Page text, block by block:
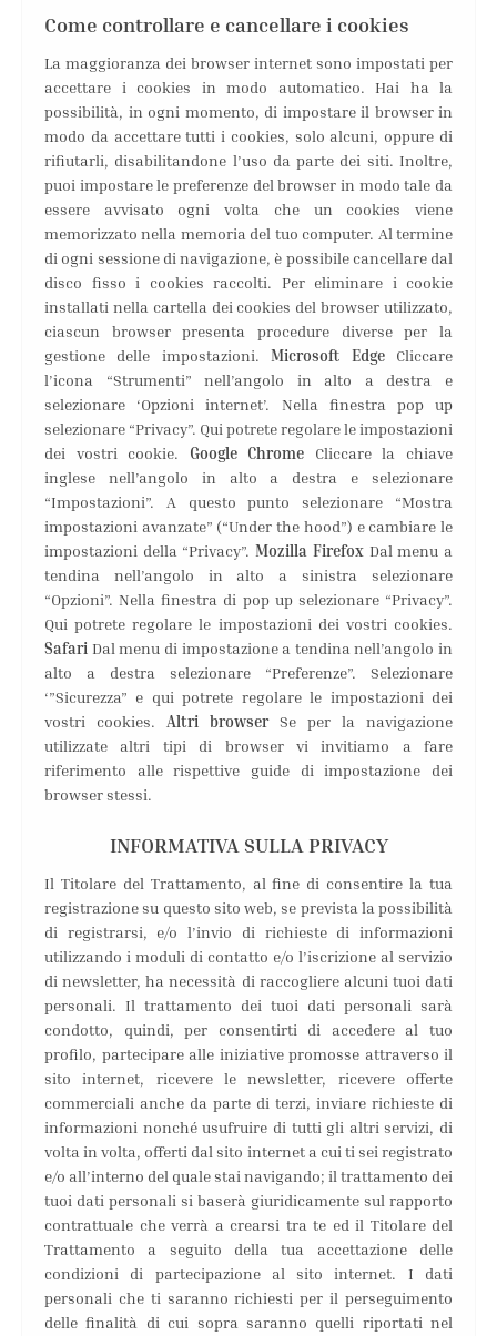
Come controllare e cancellare i cookies
La maggioranza dei browser internet sono impostati per
accettare i cookies in modo automatico. Hai ha la
possibilità, in ogni momento, di impostare il browser in
modo da accettare tutti i cookies, solo alcuni, oppure di
rifiutarli, disabilitandone l’uso da parte dei siti. Inoltre,
puoi impostare le preferenze del browser in modo tale da
essere avvisato ogni volta che un cookies viene
memorizzato nella memoria del tuo computer. Al termine
di ogni sessione di navigazione, è possibile cancellare dal
disco fisso i cookies raccolti. Per eliminare i cookie
installati nella cartella dei cookies del browser utilizzato,
ciascun browser presenta procedure diverse per la
gestione delle impostazioni.Microsoft EdgeCliccare
l’icona “Strumenti” nell’angolo in alto a destra e
selezionare ‘Opzioni internet’. Nella finestra pop up
selezionare “Privacy”. Qui potrete regolare le impostazioni
dei vostri cookie. Google Chrome Cliccare la chiave
inglese nell’angolo in alto a destra e selezionare
“Impostazioni”. A questo punto selezionare “Mostra
impostazioni avanzate” (“Under the hood”) e cambiare le
impostazioni della “Privacy”.Mozilla FirefoxDal menu a
tendina nell’angolo in alto a sinistra selezionare
“Opzioni”. Nella finestra di pop up selezionare “Privacy”.
Qui potrete regolare le impostazioni dei vostri cookies.
Safari Dal menu di impostazione a tendina nell’angolo in
alto a destra selezionare “Preferenze”. Selezionare
‘”Sicurezza” e qui potrete regolare le impostazioni dei
vostri cookies. Altri browserSe per la navigazione
utilizzate altri tipi di browser vi invitiamo a fare
riferimento alle rispettive guide di impostazione dei
browser stessi.
INFORMATIVA SULLA PRIVACY
Il Titolare del Trattamento, al fine di consentire la tua
registrazione su questo sito web, se prevista la possibilità
di registrarsi, e/o l’invio di richieste di informazioni
utilizzando i moduli di contatto e/o l’iscrizione al servizio
di newsletter, ha necessità di raccogliere alcuni tuoi dati
personali. Il trattamento dei tuoi dati personali sarà
condotto, quindi, per consentirti di accedere al tuo
profilo, partecipare alle iniziative promosse attraverso il
sito internet, ricevere le newsletter, ricevere offerte
commerciali anche da parte di terzi, inviare richieste di
informazioni nonché usufruire di tutti gli altri servizi, di
volta in volta, offerti dal sito internet a cui ti sei registrato
e/o all’interno del quale stai navigando; il trattamento dei
tuoi dati personali si baserà giuridicamente sul rapporto
contrattuale che verrà a crearsi tra te ed il Titolare del
Trattamento a seguito della tua accettazione delle
condizioni di partecipazione al sito internet. I dati
personali che ti saranno richiesti per il perseguimento
delle finalità di cui sopra saranno quelli riportati nel